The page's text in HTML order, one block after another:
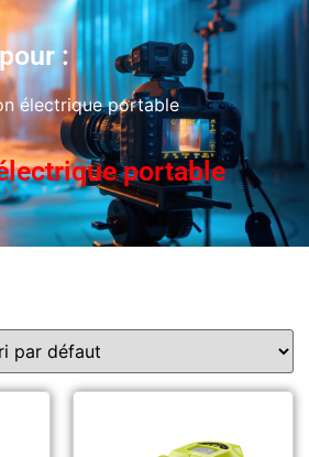
:
électrique portable
portable